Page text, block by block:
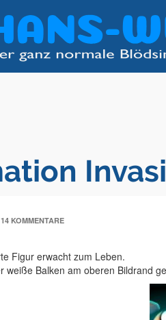
14 KOMMENTARE
Figur erwacht zum Leben.
weiße Balken am oberen Bildrand